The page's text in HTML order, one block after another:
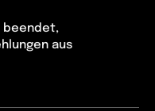
beendet,
aus